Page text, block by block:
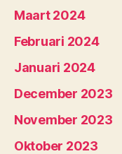
Maart 2024
Februari 2024
Januari 2024
December 2023
November 2023
Oktober 2023